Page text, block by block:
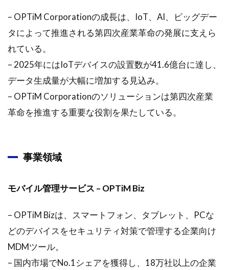
ティ
ム株
式会
社の
ビジ
展開
と成
略
ィム株
と業績
2.1.2
オプテ
ィムの
事業展
開とサ
– OPTiM Corporationの成長は、IoT、AI、ビッグデー
タによって推進される第四次産業革命の発展に支えら
れている。
– 2025年にはIoTデバイスの設置数が41.6億台に達し、
データ生成量が大幅に増加する見込み。
– OPTiM Corporationのソリューションは第四次産業
革命を推進する重要な役割を果たしている。
事業領域
モバイル管理サービス – OPTiM Biz
– OPTiM Bizは、スマートフォン、タブレット、PCな
どのデバイスをセキュリティ対策で管理する企業向け
MDMツール。
– 国内市場でNo.1シェアを獲得し、18万社以上の企業